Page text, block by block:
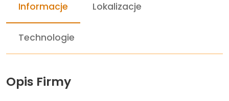
Informacje Lokalizacje
Technologie
Opis Firmy